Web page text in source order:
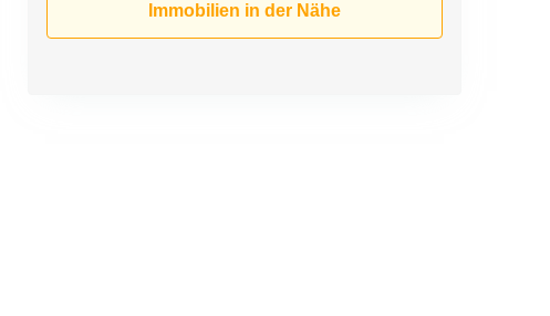
Immobilien in der Nähe